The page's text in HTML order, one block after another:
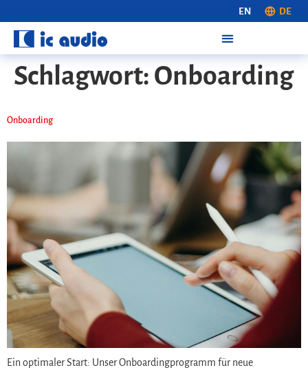
EN DE
Schlagwort: Onboarding
On­boarding
Ein optimaler Start: Unser Onboardingprogramm für neue